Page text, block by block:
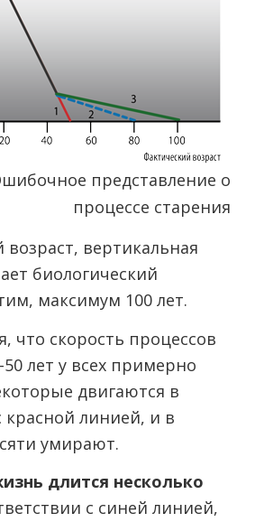
представление о
процессе старения
возраст, вертикальная
биологический
максимум 100 лет.
что скорость процессов
лет у всех примерно
двигаются в
красной линией, и в
умирают.
длится несколько
с синей линией,